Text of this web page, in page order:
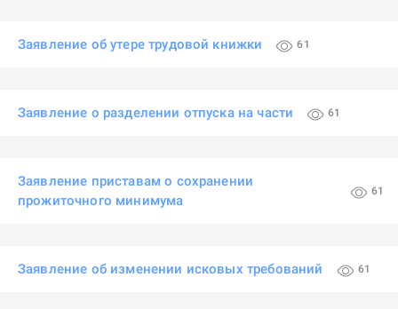
Заявление об утере трудовой книжки 61
Заявление о разделении отпуска на части 61
Заявление приставам о сохранении
прожиточного минимума
61
Заявление об изменении исковых требований 61